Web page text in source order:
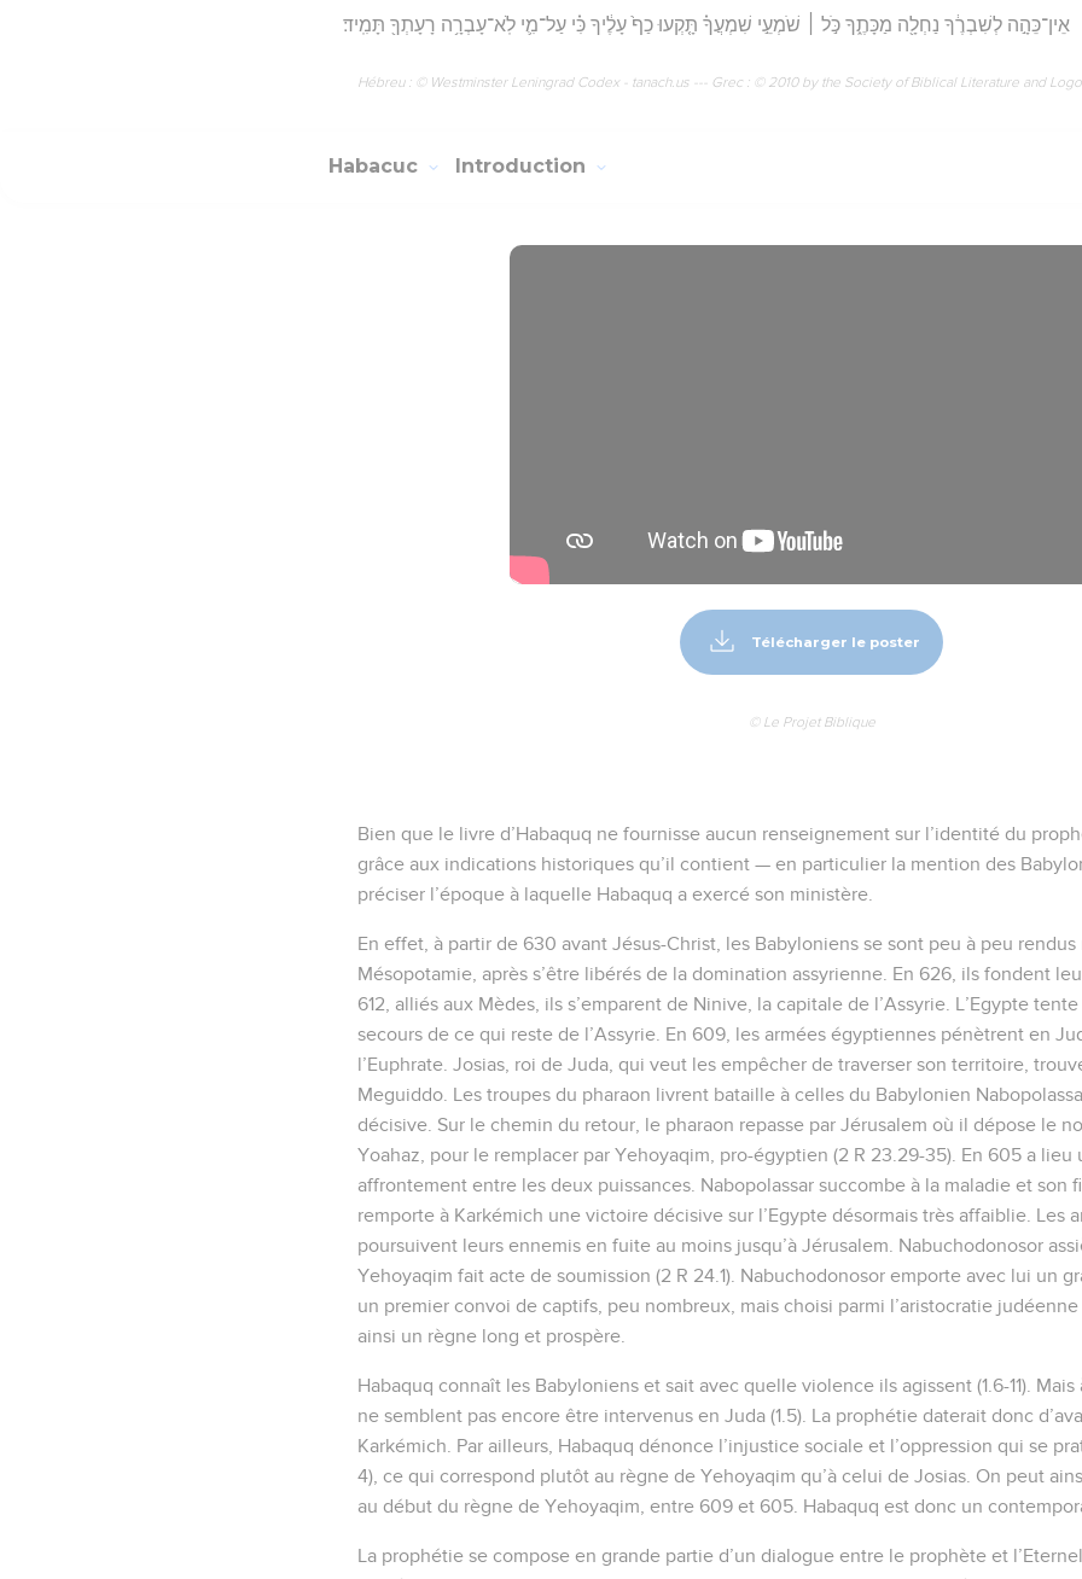
אֵין־כֵּהָ֣ה לְשִׁבְרֶ֔ךָ נַחְלָ֖ה מַכָּתֶ֑ךָ כֹּ֣ל ׀ שֹׁמְעֵ֣י שִׁמְעֲךָ֗ תָּ֤קְעוּ כַף֙ עָלֶ֔יךָ כִּ֗י עַל־מִ֛י לֹֽא־עָבְרָ֥ה רָעָתְךָ֖ תָּמִֽיד׃
Hébreu : © Westminster Leningrad Codex - tanach.us --- Grec : © 2010 by the Society of Biblical Literature and
Habacuc Introduction
Télécharger le poster
© Le Projet Biblique
Bien que le livre d’Habaquq ne fournisse aucun renseignement sur l’identité du
grâce aux indications historiques qu’il contient — en particulier la mention des
préciser l’époque à laquelle Habaquq a exercé son ministère.
En effet, à partir de 630 avant Jésus-Christ, les Babyloniens se sont peu à peu
Mésopotamie, après s’être libérés de la domination assyrienne. En 626, ils fondent
612, alliés aux Mèdes, ils s’emparent de Ninive, la capitale de l’Assyrie. L’Egypte
secours de ce qui reste de l’Assyrie. En 609, les armées égyptiennes pénètrent en
l’Euphrate. Josias, roi de Juda, qui veut les empêcher de traverser son territoire,
Meguiddo. Les troupes du pharaon livrent bataille à celles du Babylonien
décisive. Sur le chemin du retour, le pharaon repasse par Jérusalem où il dépose le
Yoahaz, pour le remplacer par Yehoyaqim, pro-égyptien (2 R 23.29-35). En 605 a lieu
affrontement entre les deux puissances. Nabopolassar succombe à la maladie et son
remporte à Karkémich une victoire décisive sur l’Egypte désormais très affaiblie. Les
poursuivent leurs ennemis en fuite au moins jusqu’à Jérusalem. Nabuchodonosor
Yehoyaqim fait acte de soumission (2 R 24.1). Nabuchodonosor emporte avec lui un
un premier convoi de captifs, peu nombreux, mais choisi parmi l’aristocratie judéenne
ainsi un règne long et prospère.
Habaquq connaît les Babyloniens et sait avec quelle violence ils agissent (1.6-11).
ne semblent pas encore être intervenus en Juda (1.5). La prophétie daterait donc
Karkémich. Par ailleurs, Habaquq dénonce l’injustice sociale et l’oppression qui se
4), ce qui correspond plutôt au règne de Yehoyaqim qu’à celui de Josias. On peut
au début du règne de Yehoyaqim, entre 609 et 605. Habaquq est donc un
La prophétie se compose en grande partie d’un dialogue entre le prophète et